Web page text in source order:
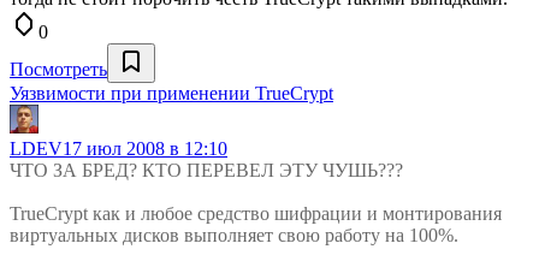
0
Посмотреть
Уязвимости при применении TrueCrypt
LDEV17 июл 2008 в 12:10
ЧТО ЗА БРЕД? КТО ПЕРЕВЕЛ ЭТУ ЧУШЬ???
TrueCrypt как и любое средство шифрации и монтирования
виртуальных дисков выполняет свою работу на 100%.